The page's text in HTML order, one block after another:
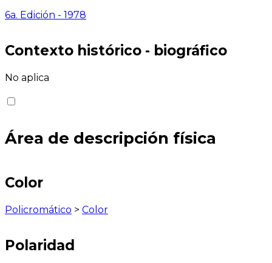
6a. Edición - 1978
Contexto histórico - biográfico
No aplica
Área de descripción física
Color
Policromático > Color
Polaridad